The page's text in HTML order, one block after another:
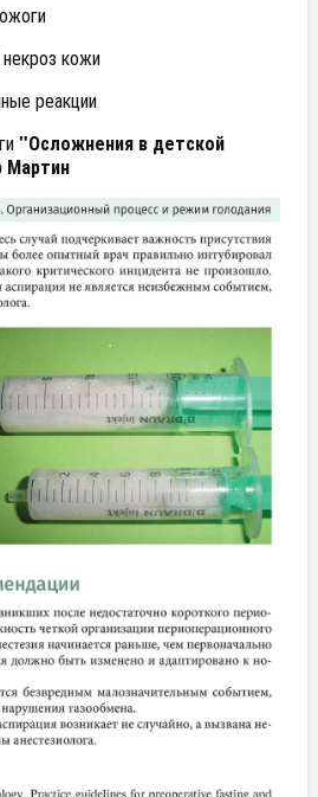
кожи
реакции
"Осложнения в детской
Мартин